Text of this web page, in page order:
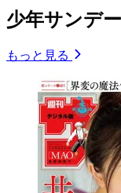
少年サンデ
もっと見る